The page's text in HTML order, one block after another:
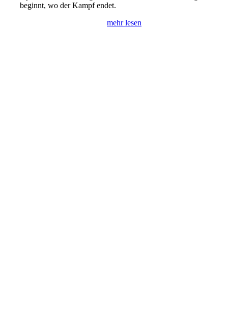
beginnt, wo der Kampf endet.
mehr lesen